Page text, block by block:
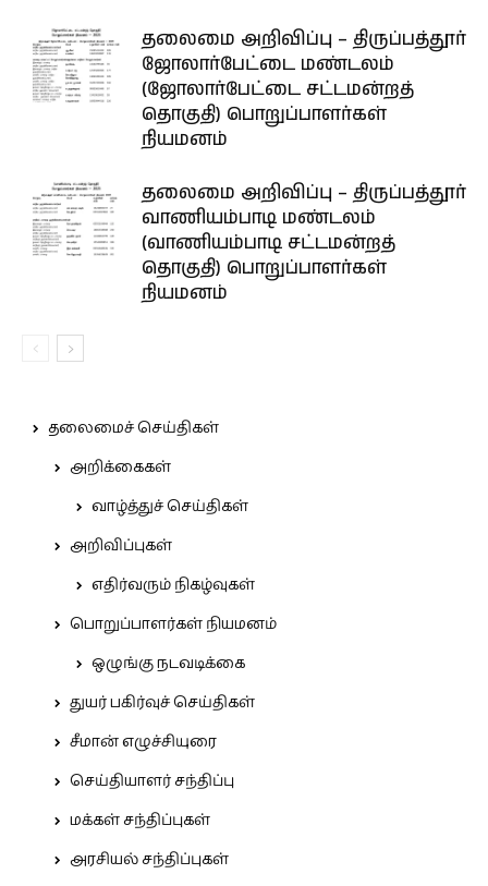
தலைமை அறிவிப்பு – திருப்பத்தூர்
ஜோலார்பேட்டை மண்டலம்
(ஜோலார்பேட்டை சட்டமன்றத்
தொகுதி) பொறுப்பாளர்கள்
நியமனம்
தலைமை அறிவிப்பு – திருப்பத்தூர்
வாணியம்பாடி மண்டலம்
(வாணியம்பாடி சட்டமன்றத்
தொகுதி) பொறுப்பாளர்கள்
நியமனம்
தலைமைச் செய்திகள்
அறிக்கைகள்
வாழ்த்துச் செய்திகள்
அறிவிப்புகள்
எதிர்வரும் நிகழ்வுகள்
பொறுப்பாளர்கள் நியமனம்
ஒழுங்கு நடவடிக்கை
துயர் பகிர்வுச் செய்திகள்
சீமான் எழுச்சியுரை
செய்தியாளர் சந்திப்பு
மக்கள் சந்திப்புகள்
அரசியல் சந்திப்புகள்